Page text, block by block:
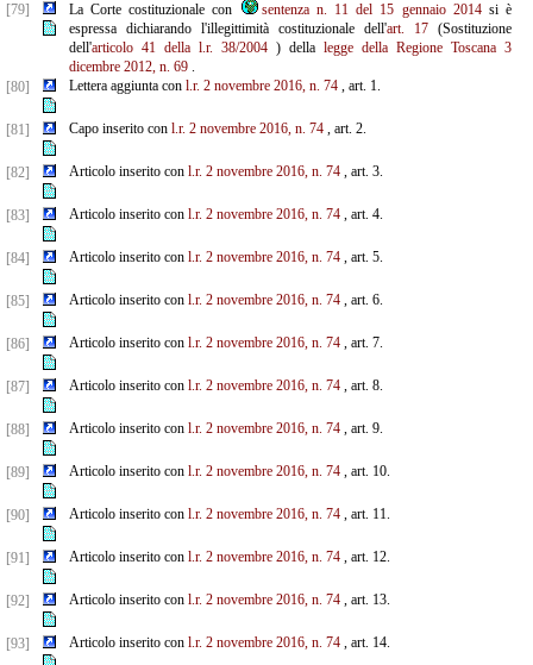
[79] La Corte costituzionale con sentenza n. 11 del 15 gennaio 2014si è
espressa dichiarando l'illegittimità costituzionale dell'art. 17(Sostituzione
dell'articolo 41 della l.r. 38/2004) della legge della Regione Toscana 3
dicembre 2012, n. 69.
[80]
Lettera aggiunta con l.r. 2 novembre 2016, n. 74, art. 1.
[81] Capo inserito con l.r. 2 novembre 2016, n. 74, art. 2.
[82] Articolo inserito con l.r. 2 novembre 2016, n. 74, art. 3.
[83] Articolo inserito con l.r. 2 novembre 2016, n. 74, art. 4.
[84] Articolo inserito con l.r. 2 novembre 2016, n. 74, art. 5.
[85] Articolo inserito con l.r. 2 novembre 2016, n. 74, art. 6.
[86] Articolo inserito con l.r. 2 novembre 2016, n. 74, art. 7.
[87] Articolo inserito con l.r. 2 novembre 2016, n. 74, art. 8.
[88] Articolo inserito con l.r. 2 novembre 2016, n. 74, art. 9.
[89] Articolo inserito con l.r. 2 novembre 2016, n. 74, art. 10.
[90] Articolo inserito con l.r. 2 novembre 2016, n. 74, art. 11.
[91] Articolo inserito con l.r. 2 novembre 2016, n. 74, art. 12.
[92] Articolo inserito con l.r. 2 novembre 2016, n. 74, art. 13.
[93] Articolo inserito con l.r. 2 novembre 2016, n. 74, art. 14.